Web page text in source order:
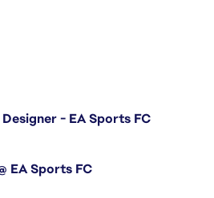
- EA Sports FC
EA Sports FC